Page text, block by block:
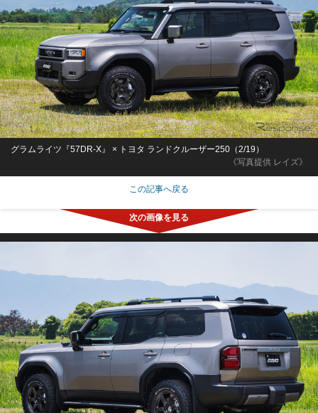
《写真提供 レイズ》
グラムライツ『57DR-X』 × トヨタ ランドクルーザー250（2/19）
この記事へ戻る